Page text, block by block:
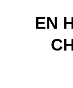
EN